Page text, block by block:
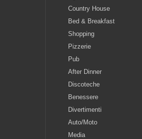
Country House
Bed & Breakfast
Shopping
Pizzerie
Pub
After Dinner
Discoteche
Benessere
Divertimenti
Auto/Moto
Media